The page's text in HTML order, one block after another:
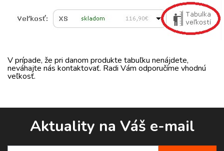
V prípade, že pri danom produkte tabuľku nenájdete,
neváhajte nás kontaktovať. Radi Vám odporučíme vhodnú
veľkosť.
Aktuality na Váš e-mail